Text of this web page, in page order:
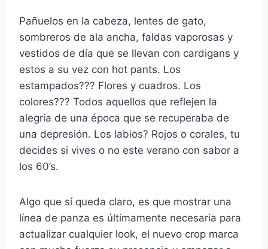
Pañuelos en la cabeza, lentes de gato,
sombreros de ala ancha, faldas vaporosas y
vestidos de día que se llevan con cardigans y
estos a su vez con hot pants. Los
estampados??? Flores y cuadros. Los
colores??? Todos aquellos que reflejen la
alegría de una época que se recuperaba de
una depresión. Los labios? Rojos o corales, tu
decides si vives o no este verano con sabor a
los 60’s.
Algo que sí queda claro, es que mostrar una
línea de panza es últimamente necesaria para
actualizar cualquier look, el nuevo crop marca